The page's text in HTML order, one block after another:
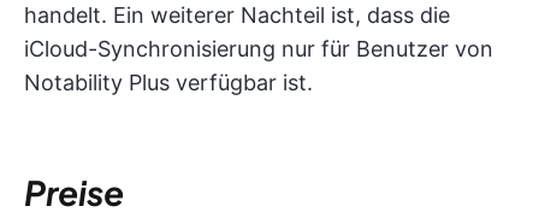
handelt. Ein weiterer Nachteil ist, dass die
iCloud-Synchronisierung nur für Benutzer von
Notability Plus verfügbar ist.
Preise